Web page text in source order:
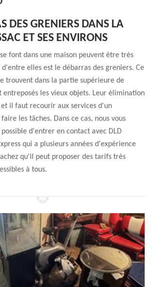
DES GRENIERS DANS LA
ET SES ENVIRONS
font dans une maison peuvent être très
d'entre elles est le débarras des greniers. Ce
trouvent dans la partie supérieure de
entreposés les vieux objets. Leur élimination
il faut recourir aux services d'un
les tâches. Dans ce cas, nous vous
d'entrer en contact avec DLD
qui a plusieurs années d'expérience
qu'il peut proposer des tarifs très
à tous.